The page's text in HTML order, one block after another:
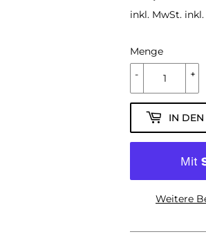
inkl. MwSt. inkl.
Menge
+
-
IN
Weitere